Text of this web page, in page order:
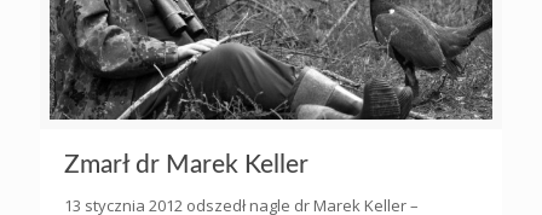
Zmarł dr Marek Keller
13 stycznia 2012 odszedł nagle dr Marek Keller –